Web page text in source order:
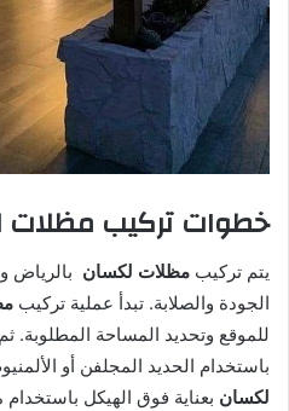
خطوات تركيب مظلات
يتم تركيب مظلات لكسان
الجودة والصلابة. تبدأ عملية تركيب
للموقع وتحديد المساحة المطلوبة.
باستخدام الحديد المجلفن أو
لكسان بعناية فوق الهيكل